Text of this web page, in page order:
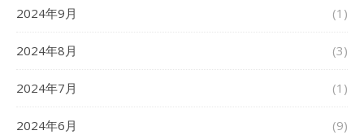
2024年9月 (1)
2024年8月 (3)
2024年7月 (1)
2024年6月 (9)